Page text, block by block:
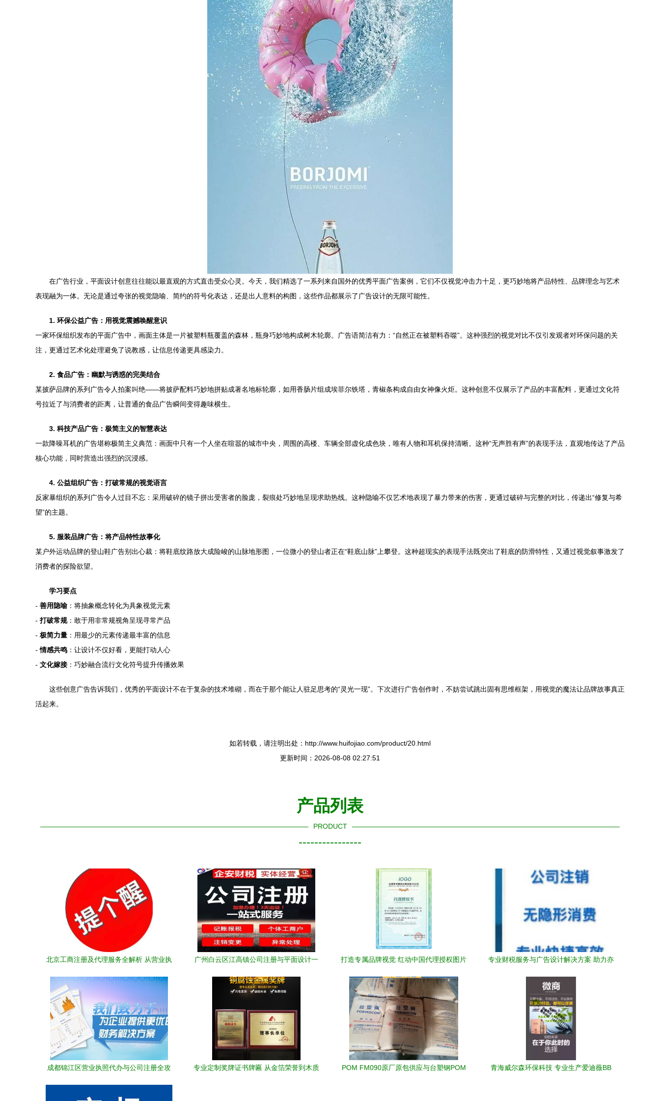
在广告行业，平面设计创意往往能以最直观的方式直击受众心灵。今天，我们精选了一系列来自国外的优秀平面广告案例，它们不仅视觉冲击力十足，更巧妙地将产品特性、品牌理念与艺术
表现融为一体。无论是通过夸张的视觉隐喻、简约的符号化表达，还是出人意料的构图，这些作品都展示了广告设计的无限可能性。
1. 环保公益广告：用视觉震撼唤醒意识
一家环保组织发布的平面广告中，画面主体是一片被塑料瓶覆盖的森林，瓶身巧妙地构成树木轮廓。广告语简洁有力：“自然正在被塑料吞噬”。这种强烈的视觉对比不仅引发观者对环保问题的关
注，更通过艺术化处理避免了说教感，让信息传递更具感染力。
2. 食品广告：幽默与诱惑的完美结合
某披萨品牌的系列广告令人拍案叫绝——将披萨配料巧妙地拼贴成著名地标轮廓，如用香肠片组成埃菲尔铁塔，青椒条构成自由女神像火炬。这种创意不仅展示了产品的丰富配料，更通过文化符
号拉近了与消费者的距离，让普通的食品广告瞬间变得趣味横生。
3. 科技产品广告：极简主义的智慧表达
一款降噪耳机的广告堪称极简主义典范：画面中只有一个人坐在喧嚣的城市中央，周围的高楼、车辆全部虚化成色块，唯有人物和耳机保持清晰。这种“无声胜有声”的表现手法，直观地传达了产品
核心功能，同时营造出强烈的沉浸感。
4. 公益组织广告：打破常规的视觉语言
反家暴组织的系列广告令人过目不忘：采用破碎的镜子拼出受害者的脸庞，裂痕处巧妙地呈现求助热线。这种隐喻不仅艺术地表现了暴力带来的伤害，更通过破碎与完整的对比，传递出“修复与希
望”的主题。
5. 服装品牌广告：将产品特性故事化
某户外运动品牌的登山鞋广告别出心裁：将鞋底纹路放大成险峻的山脉地形图，一位微小的登山者正在“鞋底山脉”上攀登。这种超现实的表现手法既突出了鞋底的防滑特性，又通过视觉叙事激发了
消费者的探险欲望。
学习要点
- 善用隐喻 ：将抽象概念转化为具象视觉元素
- 打破常规：敢于用非常规视角呈现寻常产品
- 极简力量 ：用最少的元素传递最丰富的信息
-情感共鸣 ：让设计不仅好看，更能打动人心
- 文化嫁接 ：巧妙融合流行文化符号提升传播效果
这些创意广告告诉我们，优秀的平面设计不在于复杂的技术堆砌，而在于那个能让人驻足思考的“灵光一现”。下次进行广告创作时，不妨尝试跳出固有思维框架，用视觉的魔法让品牌故事真正
活起来。
如若转载，请注明出处：http://www.huifojiao.com/product/20.html
更新时间：2026-08-08 02:27:51
产品列表
PRODUCT
----------------
北京工商注册及代理服务全解析 从营业执
广州白云区江高镇公司注册与平面设计一
打造专属品牌视觉 红动中国代理授权图片
专业财税服务与广告设计解决方案 助力亦
成都锦江区营业执照代办与公司注册全攻
专业定制奖牌证书牌匾 从金箔荣誉到木质
POM FM090原厂原包供应与台塑钢POM
青海威尔森环保科技 专业生产爱迪薇BB